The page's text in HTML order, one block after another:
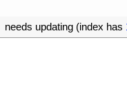
needs updating (index has